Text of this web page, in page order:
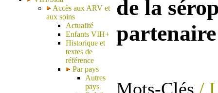
Accès aux ARV et
aux soins
Actualité
Enfants VIH+
Historique et
textes de
référence
Par pays
Autres
pays
de la
partenaire
Mots-Clés /